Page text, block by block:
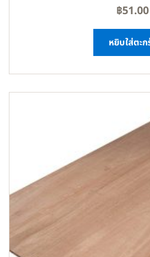
฿51.00
หยิบใส่ตะก